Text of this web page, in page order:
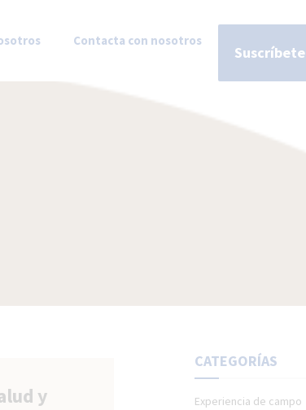
Contacta con nosotros
Suscríbete
y
CATEGORÍAS
Experiencia de campo